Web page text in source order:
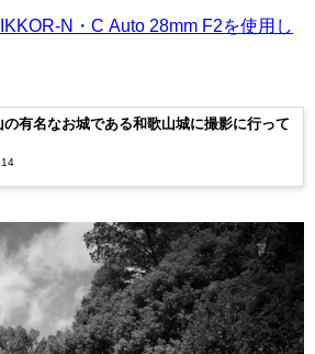
N・C Auto 28mm F2を使用し
の有名なお城である和歌山城に撮影に行って